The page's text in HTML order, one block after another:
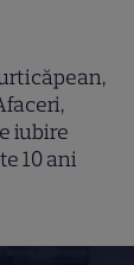
iubire
10 ani